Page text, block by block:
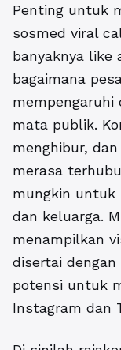
Penting untuk
sosmed viral
banyaknya like
bagaimana
mata publik.
menghibur,
merasa
mungkin untuk
dan keluarga.
menampilkan
disertai
potensi untuk
Instagram dan